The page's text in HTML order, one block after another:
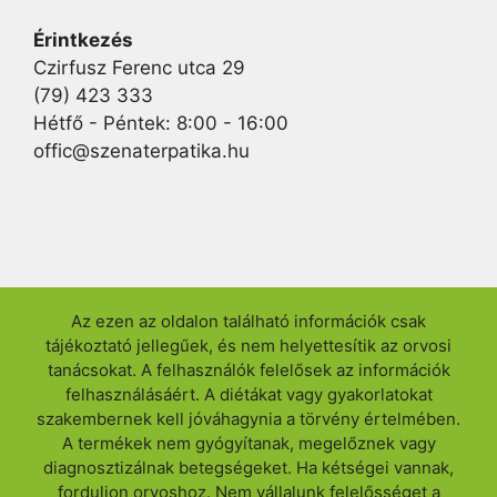
Érintkezés
Czirfusz Ferenc utca 29
(79) 423 333
Hétfő - Péntek: 8:00 - 16:00
offic@szenaterpatika.hu
Az ezen az oldalon található információk csak
tájékoztató jellegűek, és nem helyettesítik az orvosi
tanácsokat. A felhasználók felelősek az információk
felhasználásáért. A diétákat vagy gyakorlatokat
szakembernek kell jóváhagynia a törvény értelmében.
A termékek nem gyógyítanak, megelőznek vagy
diagnosztizálnak betegségeket. Ha kétségei vannak,
forduljon orvoshoz. Nem vállalunk felelősséget a